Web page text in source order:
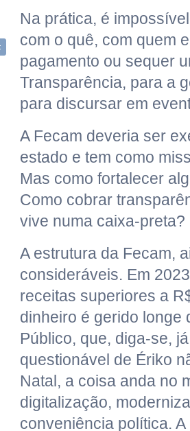
Na prática, é
com o quê, com quem
pagamento ou sequer
Transparência, para a
para discursar em
A Fecam deveria ser
estado e tem como
Mas como fortalecer
Como cobrar
vive numa caixa-preta?
A estrutura da Fecam,
consideráveis. Em
receitas superiores a
dinheiro é gerido longe
Público, que, diga-se,
questionável de Ériko
Natal, a coisa anda no
digitalização,
conveniência política.